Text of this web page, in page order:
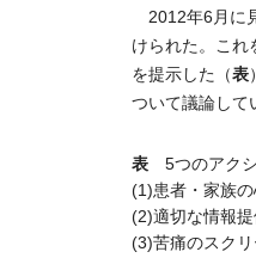
2012年6月に
けられた。これ
を提示した（表
ついて議論して
表 5つのアク
(1)患者・家族
(2)適切な情報
(3)苦痛のスク